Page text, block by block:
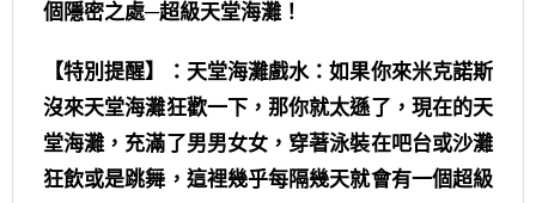
個隱密之處─超級天堂海灘！
【特別提醒】：天堂海灘戲水：如果你來米克諾斯
沒來天堂海灘狂歡一下，那你就太遜了，現在的天
堂海灘，充滿了男男女女，穿著泳裝在吧台或沙灘
狂飲或是跳舞，這裡幾乎每隔幾天就會有一個超級